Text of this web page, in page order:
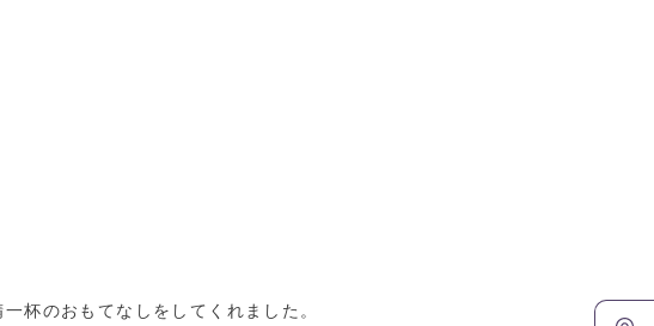
杯のおもてなしをしてくれました。